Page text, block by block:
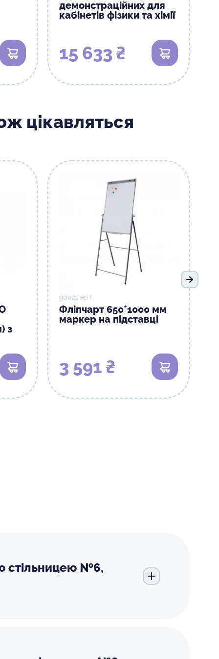
В кошик
демонстраційних для
кабінетів фізики та хімії
15 633 ₴ В кошик
цікавляться
з
В кошик
90021 арт
Фліпчарт 650*1000 мм
маркер на підставці
3 591 ₴ В кошик
стільницею №6,